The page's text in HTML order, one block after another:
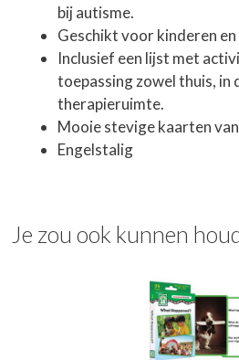
bij autisme.
Geschikt voor kinderen
Inclusief een lijst met
toepassing zowel thuis, in
therapieruimte.
Mooie stevige kaarten
Engelstalig
Je zou ook kunnen